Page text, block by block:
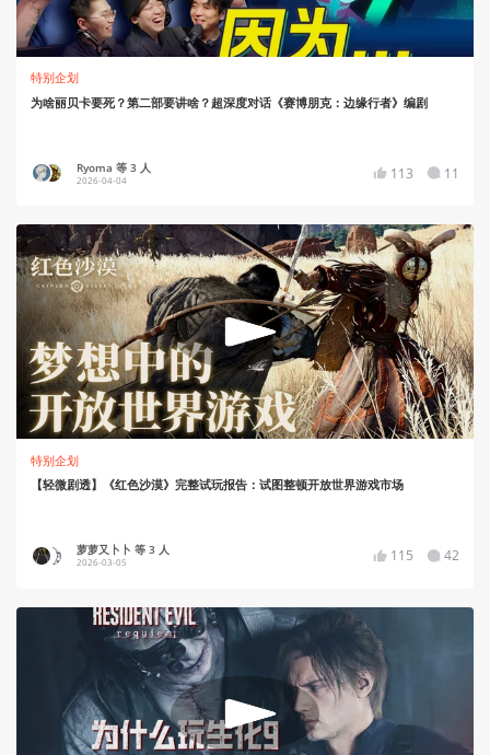
特别企划
为啥丽贝卡要死？第二部要讲啥？超深度对话《赛博朋克：边缘行者》编剧
Ryoma 等 3 人
2026-04-04 113 11
特别企划
【轻微剧透】《红色沙漠》完整试玩报告：试图整顿开放世界游戏市场
萝萝又卜卜 等 3 人
2026-03-05 115 42